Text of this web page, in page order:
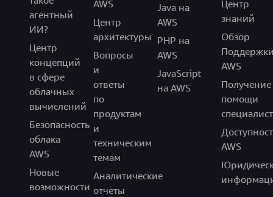
агентный
ИИ?
Центр
концепций
в сфере
облачных
вычислений
Безопасность
облака
AWS
Новые
возможности
AWS
Центр
архитектуры
Вопросы
и
ответы
по
продуктам
и
техническим
темам
Аналитические
отчеты
Java на
AWS
PHP на
AWS
JavaScript
на AWS
Центр
знаний
Обзор
AWS
Получение
помощи
AWS